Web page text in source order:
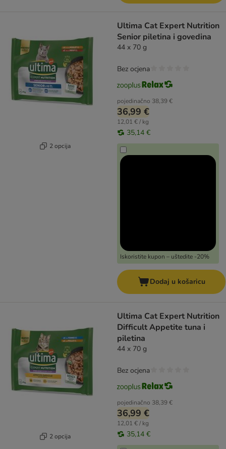
2 opcija
Ultima Cat Expert Nutrition
Senior piletina i govedina
44 x 70 g
pojedinačno 38,39 €
36,99 €
12,01 € / kg
35,14 €
Iskoristite kupon – uštedite -20%
Bez ocjena
Dodaj u košaricu
2 opcija
Ultima Cat Expert Nutrition
Difficult Appetite tuna i
piletina
44 x 70 g
pojedinačno 38,39 €
36,99 €
12,01 € / kg
35,14 €
Bez ocjena